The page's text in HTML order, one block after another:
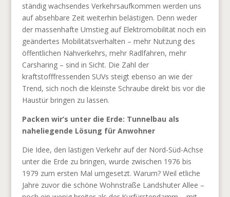
ständig wachsendes Verkehrsaufkommen werden uns
auf absehbare Zeit weiterhin belästigen. Denn weder
der massenhafte Umstieg auf Elektromobilität noch ein
geändertes Mobilitätsverhalten – mehr Nutzung des
öffentlichen Nahverkehrs, mehr Radlfahren, mehr
Carsharing – sind in Sicht. Die Zahl der
kraftstofffressenden SUVs steigt ebenso an wie der
Trend, sich noch die kleinste Schraube direkt bis vor die
Haustür bringen zu lassen.
Packen wir’s unter die Erde: Tunnelbau als
naheliegende Lösung für Anwohner
Die Idee, den lästigen Verkehr auf der Nord-Süd-Achse
unter die Erde zu bringen, wurde zwischen 1976 bis
1979 zum ersten Mal umgesetzt. Warum? Weil etliche
Jahre zuvor die schöne Wohnstraße Landshuter Allee –